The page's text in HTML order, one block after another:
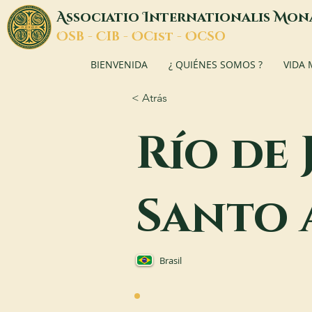
AssociatioInternationalisM
OSB - CIB - OCist - OCSO
BIENVENIDA ¿ QUIÉNES SOMOS ? VIDA
< Atrás
Río de
Santo
Brasil